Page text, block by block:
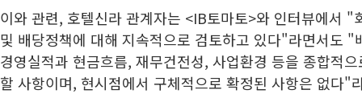
이와 관련, 호텔신라 관계자는 <IB토마토>와 인터뷰에서 "
및 배당정책에 대해 지속적으로 검토하고 있다"라면서도 "
경영실적과 현금흐름, 재무건전성, 사업환경 등을 종합적
할 사항이며, 현시점에서 구체적으로 확정된 사항은 없다"